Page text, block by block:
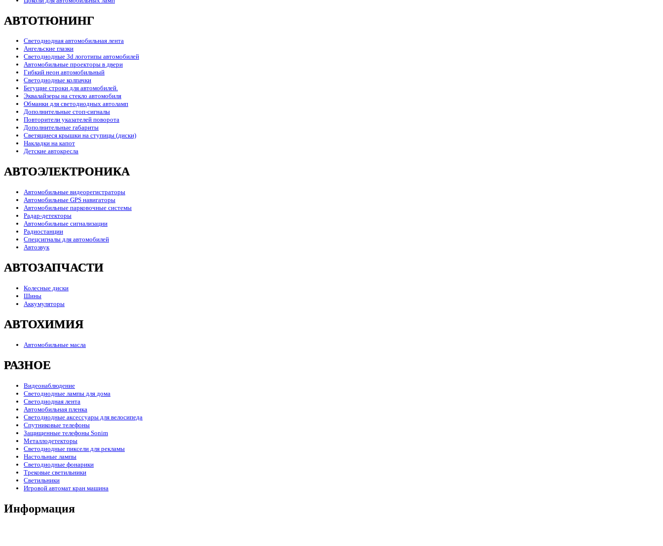
АВТОТЮНИНГ
Светодиодная автомобильная лента
Ангельские глазки
Светодиодные 3d логотипы автомобилей
Автомобильные проекторы в двери
Гибкий неон автомобильный
Светодиодные колпачки
Бегущие строки для автомобилей.
Эквалайзеры на стекло автомобиля
Обманки для светодиодных автоламп
Дополнительные стоп-сигналы
Повторители указателей поворота
Дополнительные габариты
Светящиеся крышки на ступицы (диски)
Накладки на капот
Детские автокресла
АВТОЭЛЕКТРОНИКА
Автомобильные видеорегистраторы
Автомобильные GPS навигаторы
Автомобильные парковочные системы
Радар-детекторы
Автомобильные сигнализации
Радиостанции
Спецсигналы для автомобилей
Автозвук
АВТОЗАПЧАСТИ
Колесные диски
Шины
Аккумуляторы
АВТОХИМИЯ
Автомобильные масла
РАЗНОЕ
Видеонаблюдение
Светодиодные лампы для дома
Светодиодная лента
Автомобильная пленка
Светодиодные аксессуары для велосипеда
Спутниковые телефоны
Защищенные телефоны Sonim
Металлодетекторы
Светодиодные пиксели для рекламы
Настольные лампы
Светодиодные фонарики
Трековые светильники
Светильники
Игровой автомат кран машина
Информация